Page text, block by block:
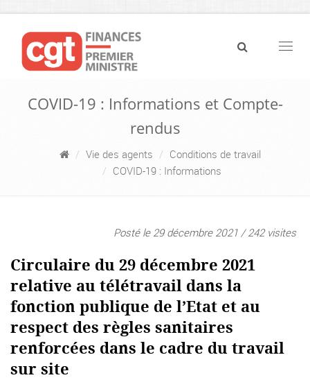
COVID-19 : Informations et Compte-
rendus
Vie des agents
Conditions de travail
COVID-19 : Informations
Posté le 29 décembre 2021 / 242 visites
Circulaire du 29 décembre 2021
relative au télétravail dans la
fonction publique de l’Etat et au
respect des règles sanitaires
renforcées dans le cadre du travail
sur site